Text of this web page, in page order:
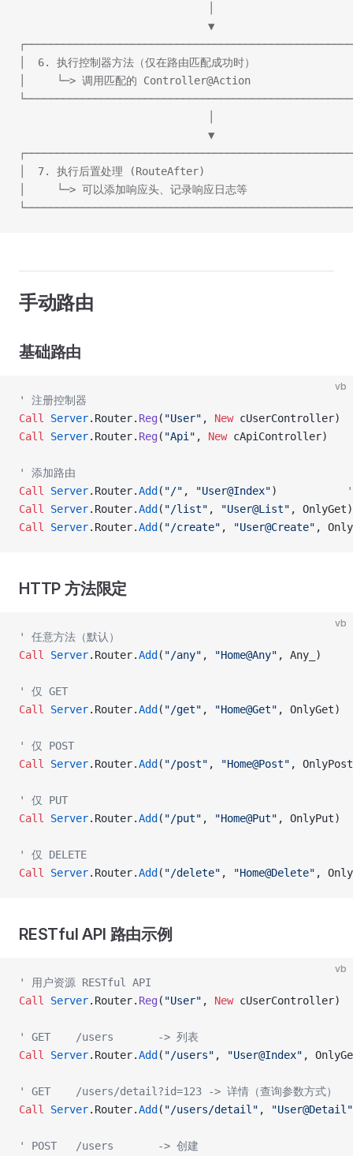
                              ▼
│  6. 执行控制器方法（仅在路由匹配成功时）
│     └─> 调用匹配的 Controller@Action
                              ▼
│  7. 执行后置处理 (RouteAfter)
│     └─> 可以添加响应头、记录响应日志等
手动路由
基础路由
vb
' 注册控制器
Call Server.Router. Reg ( "User" , New cUserController)
Call Server.Router. Reg ( "Api" , New cApiController)
' 添加路由
Call Server.Router.Add ( "/" , "User@Index")
'
Call Server.Router.Add ( "/list" , "User@List" ,
Call Server.Router.Add ( "/create" , "User@Create" ,
HTTP 方法限定
vb
' 任意方法（默认）
Call Server.Router.Add ( "/any" , "Home@Any" , Any_)
' 仅 GET
Call Server.Router.Add ( "/get" , "Home@Get" , OnlyGet)
' 仅 POST
Call Server.Router.Add ( "/post" , "Home@Post" ,
' 仅 PUT
Call Server.Router.Add ( "/put" , "Home@Put" , OnlyPut)
' 仅 DELETE
Call Server.Router.Add ( "/delete" , "Home@Delete" ,
RESTful API 路由示例
vb
' 用户资源 RESTful API
Call Server.Router. Reg ( "User" , New cUserController)
' GET    /users       -> 列表
Call Server.Router.Add ( "/users" , "User@Index" ,
' GET    /users/detail?id=123 -> 详情（查询参数方式）
Call Server.Router.Add ( "/users/detail" , "User@Detail"
' POST   /users       -> 创建